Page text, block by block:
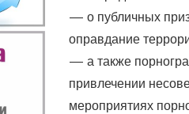
— о публичных
оправдание
— а также
привлечении
мероприятиях